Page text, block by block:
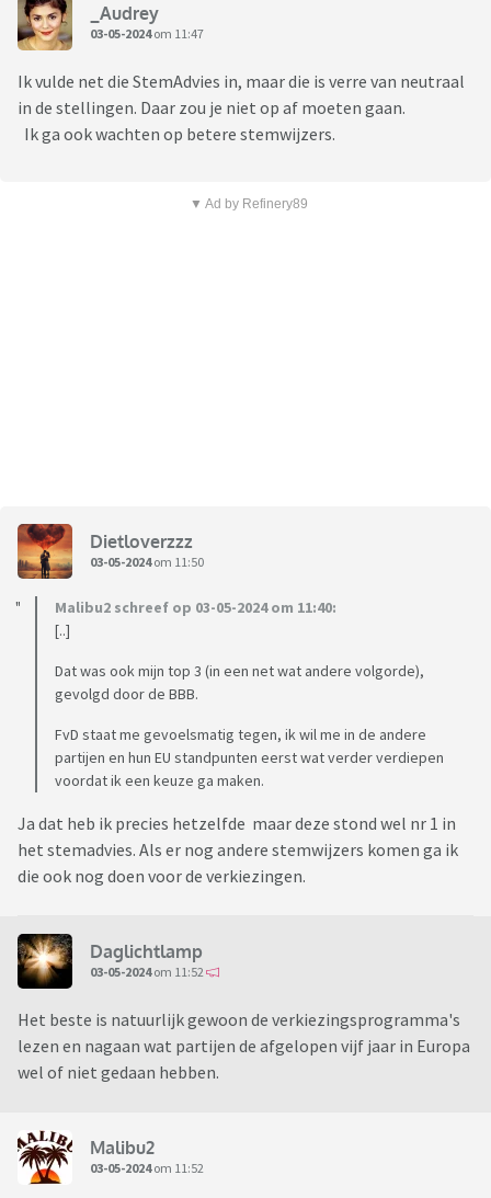
_Audrey
03-05-2024om 11:47
Ik vulde net die StemAdvies in, maar die is verre van neutraal
in de stellingen. Daar zou je niet op af moeten gaan.
Ik ga ook wachten op betere stemwijzers.
▼ Ad by Refinery89
Dietloverzzz
03-05-2024om 11:50
Malibu2 schreef op 03-05-2024 om 11:40:
[..]
Dat was ook mijn top 3 (in een net wat andere volgorde),
gevolgd door de BBB.
FvD staat me gevoelsmatig tegen, ik wil me in de andere
partijen en hun EU standpunten eerst wat verder verdiepen
voordat ik een keuze ga maken.
Ja dat heb ik precies hetzelfde maar deze stond wel nr 1 in
het stemadvies. Als er nog andere stemwijzers komen ga ik
die ook nog doen voor de verkiezingen.
Daglichtlamp
03-05-2024om 11:52
Het beste is natuurlijk gewoon de verkiezingsprogramma's
lezen en nagaan wat partijen de afgelopen vijf jaar in Europa
wel of niet gedaan hebben.
Malibu2
03-05-2024om 11:52